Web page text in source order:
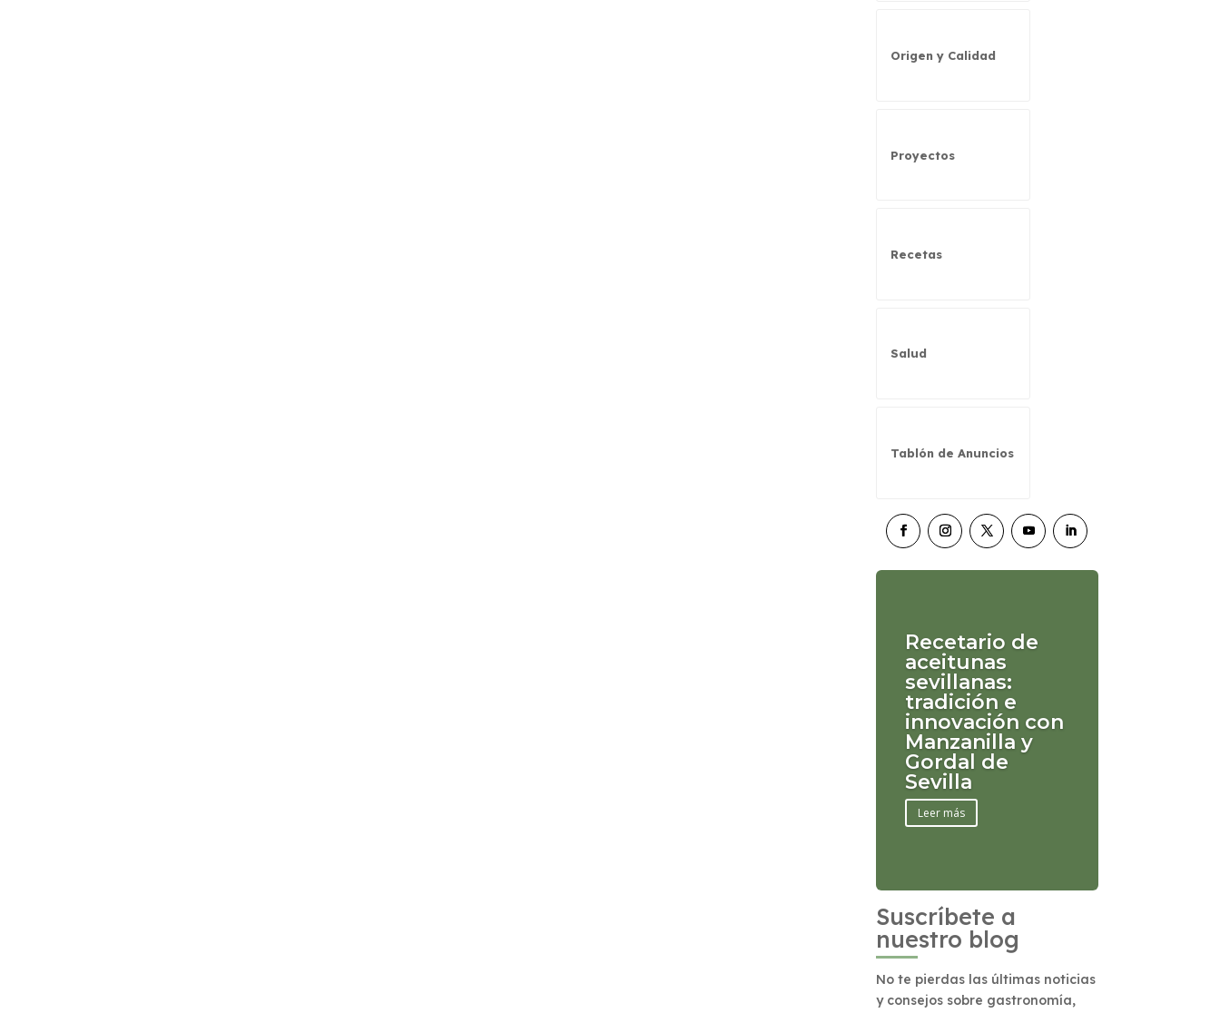
Origen y Calidad
Proyectos
Recetas
Salud
Tablón de Anuncios
Recetario de
aceitunas
sevillanas:
tradición e
innovación con
Manzanilla y
Gordal de
Sevilla
Leer más
Suscríbete a
nuestro blog
No te pierdas las últimas noticias
y consejos sobre gastronomía,